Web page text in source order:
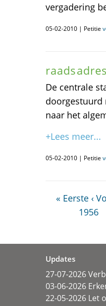
vergadering
05-02-2010 | Petitie
De centrale
doorgestuurd
naar het
+Lees meer...
05-02-2010 | Petitie
« Eerste ‹
1956
Updates
27-07-2026
03-06-2026
22-05-2026 Let